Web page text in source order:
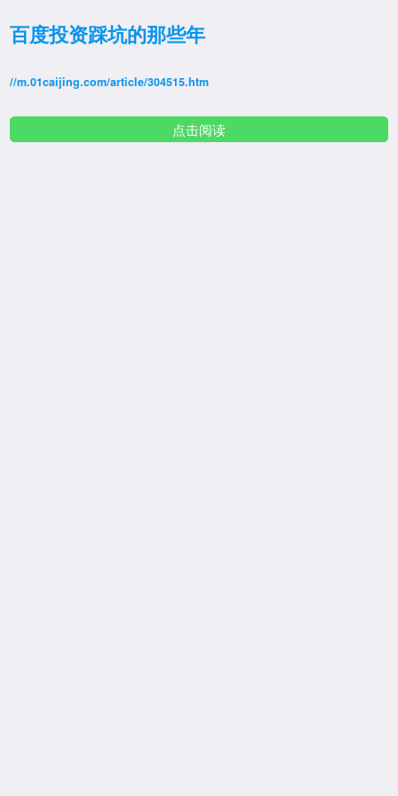
百度投资踩坑的那些年
//m.01caijing.com/article/304515.htm
点击阅读